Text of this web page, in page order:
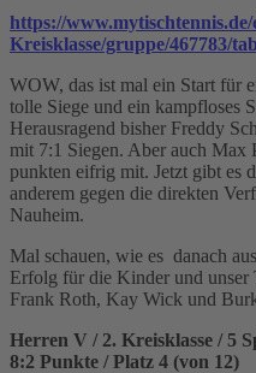
https://
Kreisklasse/gruppe/467783/
WOW, das ist mal ein Start für
tolle Siege und ein kampfloses
Herausragend bisher Freddy
mit 7:1 Siegen. Aber auch Max
punkten eifrig mit. Jetzt gibt es
anderem gegen die direkten
Nauheim.
Mal schauen, wie es danach
Erfolg für die Kinder und unser
Frank Roth, Kay Wick und
Herren V / 2. Kreisklasse / 5
8:2 Punkte / Platz 4 (von 12)